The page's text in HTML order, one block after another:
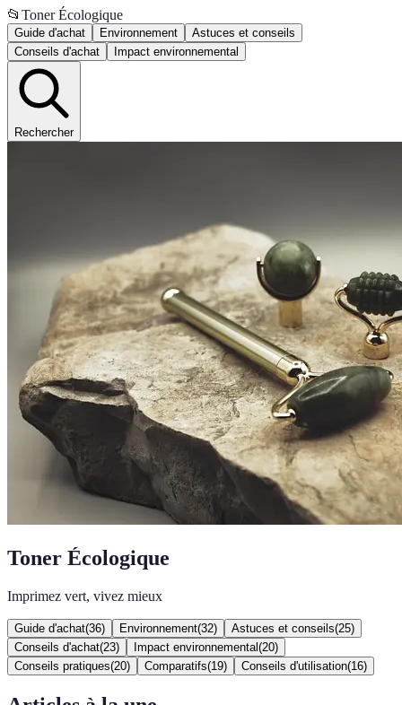
📂 Toner Écologique
Guide d'achat Environnement
Astuces et conseils
Conseils d'achat
Impact environnemental
Rechercher
Toner Écologique
Imprimez vert, vivez mieux
Guide d'achat(36) Environnement(32) Astuces et conseils(25)
Conseils d'achat(23) Impact environnemental (20)
Conseils pratiques(20) Comparatifs(19) Conseils d'utilisation(16)